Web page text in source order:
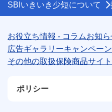
SBIいきいき少短について
お役立ち情報 - コラムお知
広告ギャラリーキャンペーン
その他の取扱保険商品サイ
ポリシー